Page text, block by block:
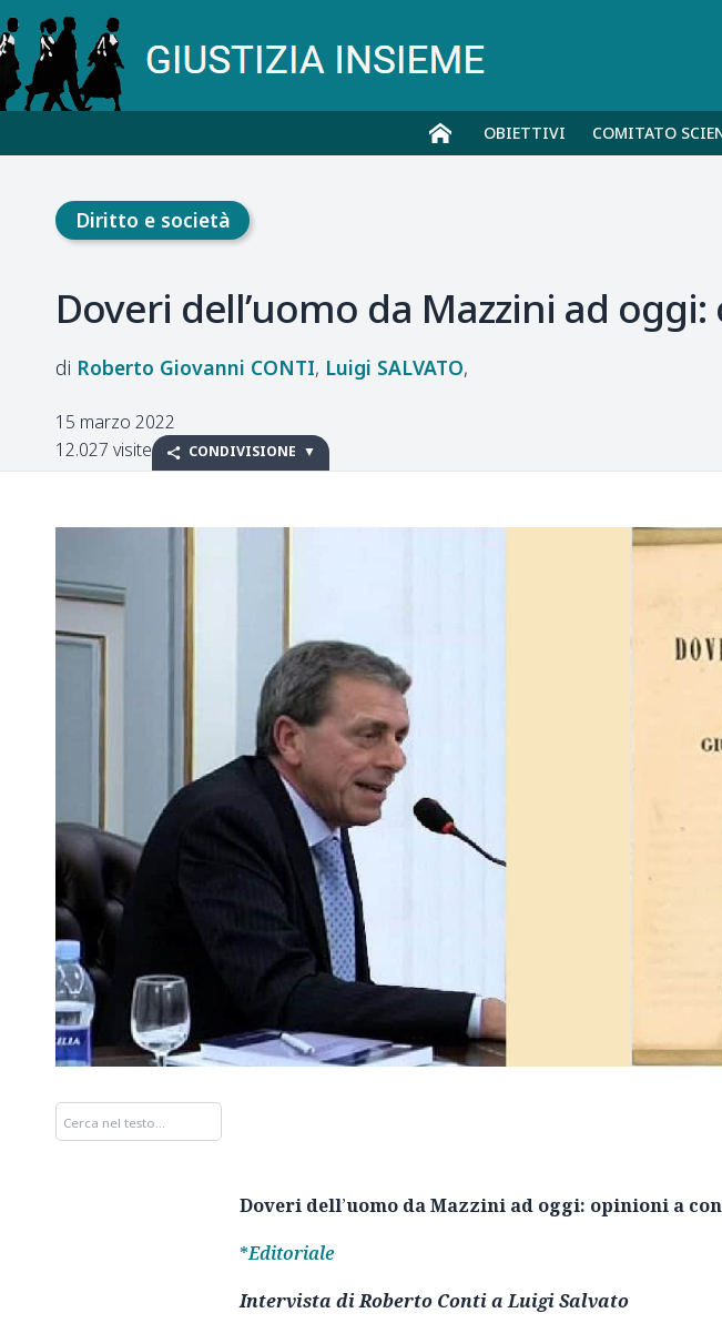
OBIETTIVI COMITATO
Diritto e società
Doveri dell’uomo da Mazzini ad
Roberto Giovanni CONTI Luigi SALVATO
15 marzo 2022
12.027 visite
CONDIVISIONE
Doveri dell’uomo da Mazzini ad oggi: opinioni a
*Editoriale
Intervista di Roberto Conti a Luigi Salvato